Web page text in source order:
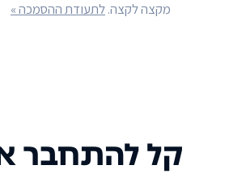
מקצה לקצה.לתעודת ההסמכה »
קל להתחבר